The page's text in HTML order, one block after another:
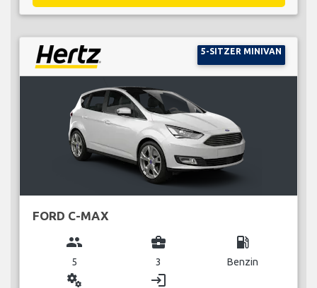
5-SITZER MINIVAN
FORD C-MAX
group
5
business_center
3
local_gas_station
Benzin
miscellaneous_services login